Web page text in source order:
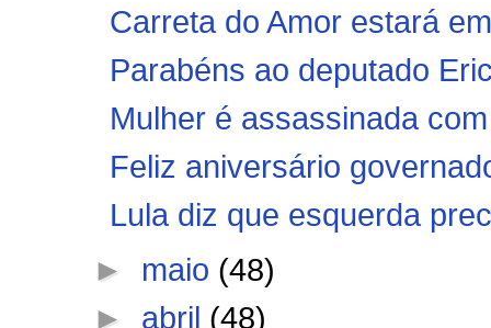
Carreta do Amor estará
Parabéns ao deputado
Mulher é assassinada
Feliz aniversário
Lula diz que esquerda
► maio (48)
► abril (48)